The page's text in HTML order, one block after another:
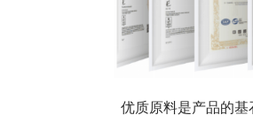
优质原料是产品的基石